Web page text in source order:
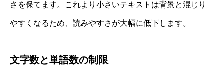
さを保てます。これより小さいテキストは背景と混じり
やすくなるため、読みやすさが大幅に低下します。
文字数と単語数の制限